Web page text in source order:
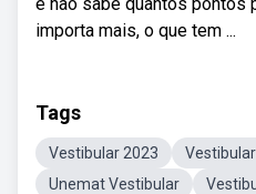
importa mais, o que tem ...
Tags
Vestibular 2023
Unemat Vestibular